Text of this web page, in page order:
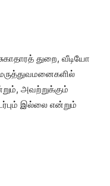
துறை, வீடியோ
அவற்றுக்கும்
இல்லை என்றும்